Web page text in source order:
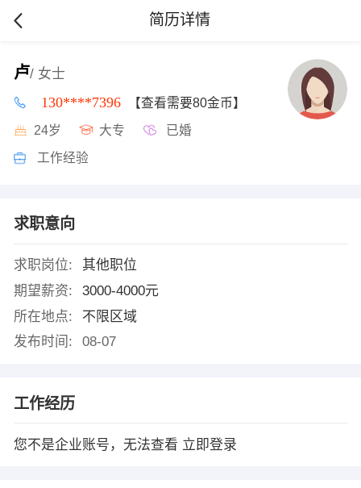
简历详情
卢/ 女士
130****7396 【查看需要80金币】
24岁 大专 已婚
工作经验
求职意向
求职岗位:
其他职位
期望薪资:
3000-4000元
所在地点:
不限区域
发布时间:
08-07
工作经历
您不是企业账号，无法查看 立即登录